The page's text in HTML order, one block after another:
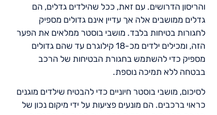
והריסון הדרושים. עם זאת, ככל שהילדים גדלים, הם
גדלים ממושבים אלה אך עדיין אינם גדולים מספיק
לחגורות בטיחות בלבד. מושבי בוסטר ממלאים את הפער
הזה, ומכילים ילדים מכ-18 קילוגרם עד שהם גדולים
מספיק כדי להשתמש בחגורת הבטיחות של הרכב
בבטחה ללא תמיכה נוספת.
לסיכום, מושבי בוסטר חיוניים כדי להבטיח שילדים מוגנים
כראוי ברכבים. הם מונעים פציעות על ידי מיקום נכון של